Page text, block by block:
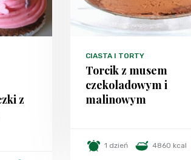
z
CIASTA I TORTY
Torcik z musem
czekoladowym i
malinowym
1 dzień 4860 kcal